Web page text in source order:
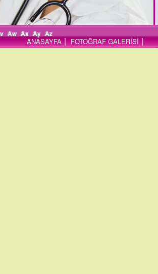
Aw Ax Ay Az
ANASAYFA | FOTOĞRAF GALERİSİ |